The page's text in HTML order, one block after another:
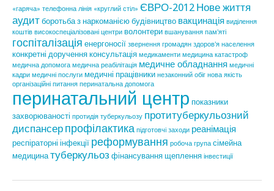
«гаряча» телефонна лінія «круглий стіл» ЄВРО-2012 Нове життя
аудит боротьба з наркоманією будівництво вакцинація виділення
коштів високоспеціалізовані центри волонтери вшанування пам'яті
госпіталізація енергоносії звернення громадян здоров'я населення
конкретні доручення консультація медикаменти медицина катастроф
медична допомога медична реабілітація медичне обладнання медичні
кадри медичні послуги медичні працівники незаконний обіг нова якість
організаційні питання перинатальна допомога
перинатальний центр показники
захворюваності протидія туберкульозу протитуберкульозний
диспансер профілактика підготовчі заходи реанімація
респіраторні інфекції реформування робоча група сімейна
медицина туберкульоз фінансування щеплення інвестиції